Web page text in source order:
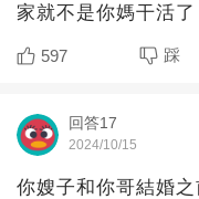
家就不是你媽干活
可見你的心疼是裝
597 踩
回答17
2024/10/15
你嫂子和你哥結婚